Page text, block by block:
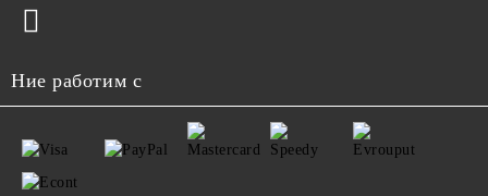
Ние работим с